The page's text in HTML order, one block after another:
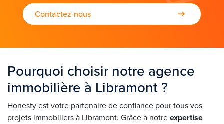
Contactez-nous
Pourquoi choisir notre agence
immobilière à Libramont ?
Honesty est votre partenaire de confiance pour tous vos
projets immobiliers à Libramont. Grâce à notreexpertise